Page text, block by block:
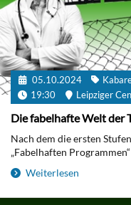
05.10.2024
19:30
Leipziger
Die fabelhafte Welt der
Nach dem die ersten
„Fabelhaften
Weiterlesen